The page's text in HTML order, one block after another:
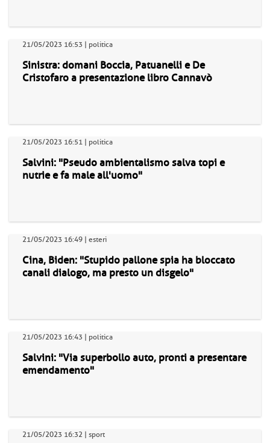
21/05/2023 16:53 | politica
Sinistra: domani Boccia, Patuanelli e De
Cristofaro a presentazione libro Cannavò
21/05/2023 16:51 | politica
Salvini: "Pseudo ambientalismo salva topi e
nutrie e fa male all'uomo"
21/05/2023 16:49 | esteri
Cina, Biden: "Stupido pallone spia ha bloccato
canali dialogo, ma presto un disgelo"
21/05/2023 16:43 | politica
Salvini: "Via superbollo auto, pronti a presentare
emendamento"
21/05/2023 16:32 | sport